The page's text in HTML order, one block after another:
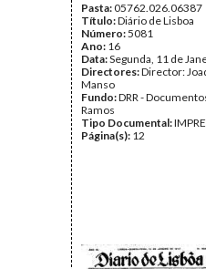
Pasta:05762.026.06387
Título:Diário de Lisboa
Número:5081
Ano: 16
Data:Segunda, 11 de
Directores:Director:
Manso
Fundo:DRR -
Ramos
Tipo Documental:
Página(s): 12